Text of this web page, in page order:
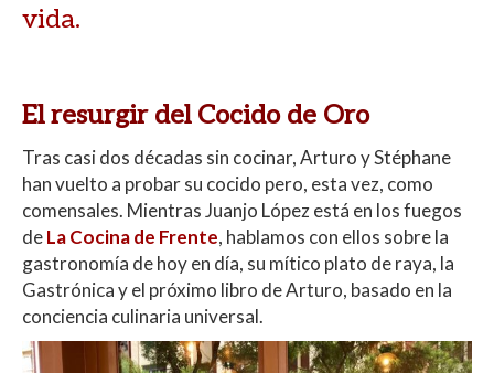
vida.
El resurgir del Cocido de Oro
Tras casi dos décadas sin cocinar, Arturo y Stéphane
han vuelto a probar su cocido pero, esta vez, como
comensales. Mientras Juanjo López está en los fuegos
deLa Cocina de Frente, hablamos con ellos sobre la
gastronomía de hoy en día, su mítico plato de raya, la
Gastrónica y el próximo libro de Arturo, basado en la
conciencia culinaria universal.